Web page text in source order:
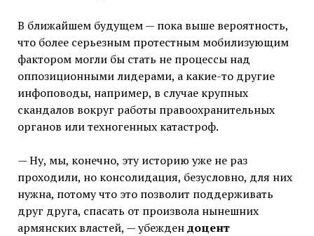
В ближайшем будущем — пока выше вероятность,
что более серьезным протестным мобилизующим
фактором могли бы стать не процессы над
оппозиционными лидерами, а какие-то другие
инфоповоды, например, в случае крупных
скандалов вокруг работы правоохранительных
органов или техногенных катастроф.
— Ну, мы, конечно, эту историю уже не раз
проходили, но консолидация, безусловно, для них
нужна, потому что это позволит поддерживать
друг друга, спасать от произвола нынешних
армянских властей, — убеждендоцент